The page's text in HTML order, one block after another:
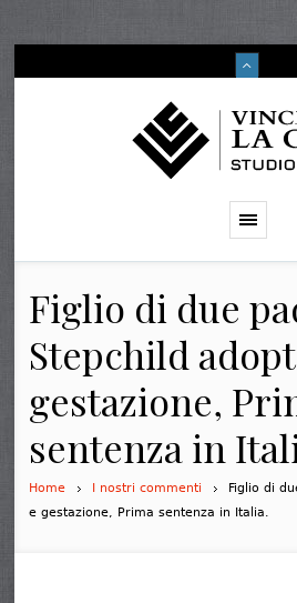
Figlio di due
Stepchild
gestazione,
sentenza in
Home I nostri commenti
Figlio di
e gestazione, Prima sentenza in Italia.